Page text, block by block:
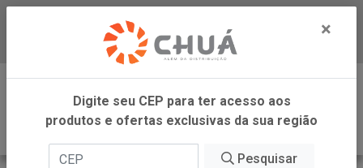
Baixe já nosso APP
0
×
Digite seu CEP para ter acesso aos
produtos e ofertas exclusivas da sua região
Pesquisar